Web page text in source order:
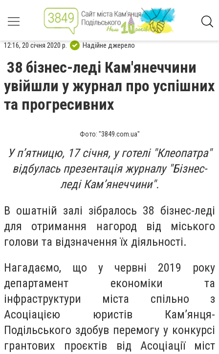
12:16, 20 січня 2020 р. Надійне джерело
38 бізнес-леді Кам'янеччини
увійшли у журнал про успішних
та прогресивних
Фото: "3849.com.ua"
У п’ятницю, 17 січня, у готелі "Клеопатра"
відбулась презентація журналу "Бізнес-
леді Кам’янеччини".
В ошатній залі зібралось 38 бізнес-леді
для отримання нагород від міського
голови та відзначення їх діяльності.
Нагадаємо, що у червні 2019 року
департамент економіки та
інфраструктури міста спільно з
Асоціацією юристів Кам’янця-
Подільського здобув перемогу у конкурсі
грантових проєктів від Асоціації міст